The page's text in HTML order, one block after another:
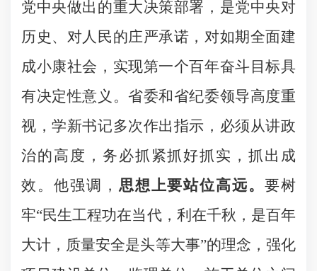
党中央做出的重大决策部署，是党中央对
历史、对人民的庄严承诺，对如期全面建
成小康社会，实现第一个百年奋斗目标具
有决定性意义。省委和省纪委领导高度重
视，学新书记多次作出指示，必须从讲政
治的高度，务必抓紧抓好抓实，抓出成
效。他强调， 思想上要站位高远。要树
牢“民生工程功在当代，利在千秋，是百年
大计，质量安全是头等大事”的理念，强化